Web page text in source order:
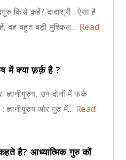
किसे कहें? दादाश्री : ऐसा है
बहुत बड़ी मुश्किल... Read
में क्या फ़र्क़ है ?
उन दोनों में फर्क
: ज्ञानीपुरुष और गुरु में... Read
है? आध्यात्मिक गुरु कों